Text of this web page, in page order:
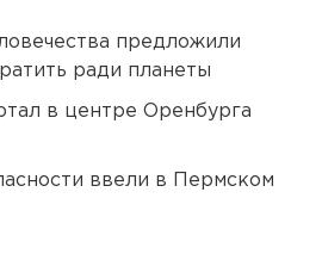
предложили
ради планеты
в центре Оренбурга
ввели в Пермском